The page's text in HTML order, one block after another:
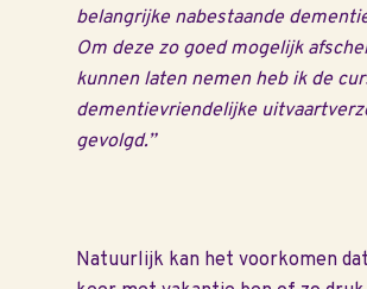
belangrijke nabestaande
Om deze zo goed mogelijk
kunnen laten nemen heb ik de
dementievriendelijke
gevolgd.”
Natuurlijk kan het voorkomen